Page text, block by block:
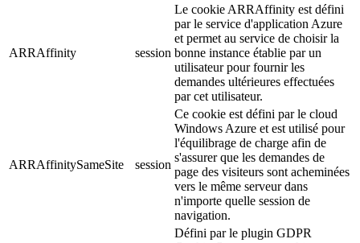
ARRAffinity session
Le cookie ARRAffinity est défini
par le service d'application Azure
et permet au service de choisir la
bonne instance établie par un
utilisateur pour fournir les
demandes ultérieures effectuées
par cet utilisateur.
ARRAffinitySameSite session
Ce cookie est défini par le cloud
Windows Azure et est utilisé pour
l'équilibrage de charge afin de
s'assurer que les demandes de
page des visiteurs sont acheminées
vers le même serveur dans
n'importe quelle session de
navigation.
Défini par le plugin GDPR